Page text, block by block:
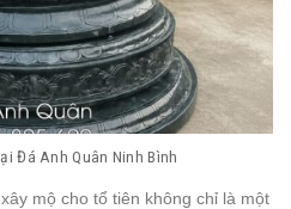
Đá Anh Quân Ninh Bình
mộ cho tổ tiên không chỉ là một